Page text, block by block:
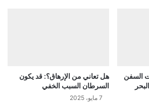
السفن
هل تعاني من الإرهاق؟: قد يكون
السرطان السبب الخفي
7 مايو، 2025